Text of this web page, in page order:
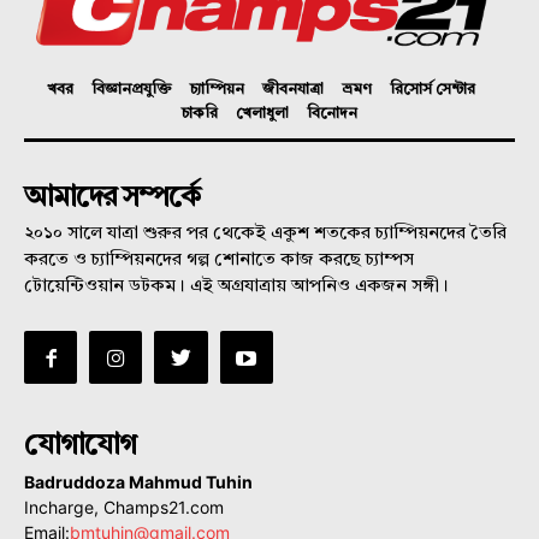
খবর বিজ্ঞানপ্রযুক্তি চ্যাম্পিয়ন জীবনযাত্রা ভ্রমণ
রিসোর্স সেন্টার
চাকরি
খেলাধুলা বিনোদন
আমাদের সম্পর্কে
২০১০ সালে যাত্রা শুরুর পর থেকেই একুশ শতকের চ্যাম্পিয়নদের তৈরি
করতে ও চ্যাম্পিয়নদের গল্প শোনাতে কাজ করছে চ্যাম্পস
টোয়েন্টিওয়ান ডটকম। এই অগ্রযাত্রায় আপনিও একজন সঙ্গী।
যোগাযোগ
Badruddoza Mahmud Tuhin
Incharge, Champs21.com
Email:bmtuhin@gmail.com